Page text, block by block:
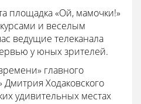
площадка «Ой, мамочки!»
и веселым
ведущие телеканала
у юных зрителей.
главного
Ходаковского
удивительных местах